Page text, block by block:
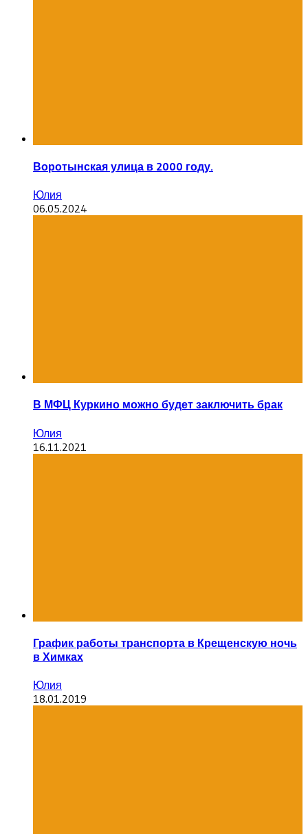
Воротынская улица в 2000 году.
Юлия
06.05.2024
В МФЦ Куркино можно будет заключить брак
Юлия
16.11.2021
График работы транспорта в Крещенскую ночь
в Химках
Юлия
18.01.2019